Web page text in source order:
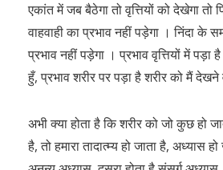
एकांत में जब बैठेगा तो वृत्तियों को देखेगा तो
वाहवाही का प्रभाव नहीं पड़ेगा । निंदा के
प्रभाव नहीं पड़ेगा । प्रभाव वृत्तियों में पड़ा
हुँ, प्रभाव शरीर पर पड़ा है शरीर को मैं देखने
अभी क्या होता है कि शरीर को जो कुछ हो
है, तो हमारा तादात्म्य हो जाता है, अध्यास